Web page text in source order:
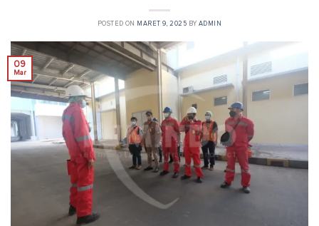
POSTED ON MARET 9, 2025 BY ADMIN
09
Mar